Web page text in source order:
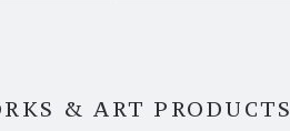
& ART PRODUCTS